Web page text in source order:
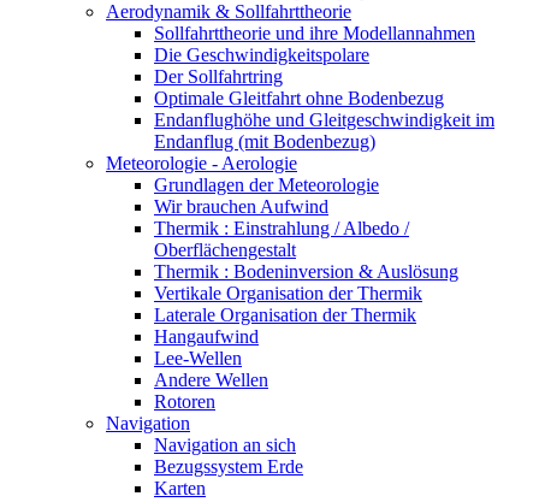
Aerodynamik & Sollfahrttheorie
Sollfahrttheorie und ihre Modellannahmen
Die Geschwindigkeitspolare
Der Sollfahrtring
Optimale Gleitfahrt ohne Bodenbezug
Endanflughöhe und Gleitgeschwindigkeit im
Endanflug (mit Bodenbezug)
Meteorologie - Aerologie
Grundlagen der Meteorologie
Wir brauchen Aufwind
Thermik : Einstrahlung / Albedo /
Oberflächengestalt
Thermik : Bodeninversion & Auslösung
Vertikale Organisation der Thermik
Laterale Organisation der Thermik
Hangaufwind
Lee-Wellen
Andere Wellen
Rotoren
Navigation
Navigation an sich
Bezugssystem Erde
Karten